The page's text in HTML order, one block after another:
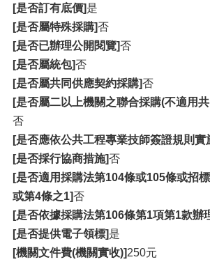
[是否訂有底價]是
[是否屬特殊採購]否
[是否已辦理公開閱覽]否
[是否屬統包]否
[是否屬共同供應契約採購]否
[是否屬二以上機關之聯合採購(不適用
否
[是否應依公共工程專業技師簽證規則實
[是否採行協商措施]否
[是否適用採購法第104條或105條或招
或第4條之1]否
[是否依據採購法第106條第1項第1款辦
[是否提供電子領標]是
[機關文件費(機關實收)]250元